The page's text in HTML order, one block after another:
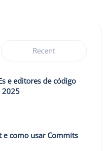
Recent
e editores de código
2025
e como usar Commits